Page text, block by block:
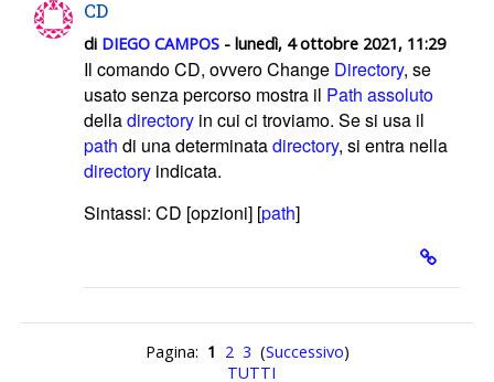
CD
di DIEGO CAMPOS - lunedì, 4 ottobre 2021, 11:29
Il comando CD, ovvero Change Directory, se
usato senza percorso mostra il Path assoluto
delladirectory in cui ci troviamo. Sesi usa il
path di una determinatadirectory, si entra nella
directory indicata.
Sintassi: CD [opzioni] [path]
Pagina: 1 2 3 (Successivo)
TUTTI